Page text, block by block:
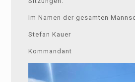
Im Namen der gesamten
Stefan Kauer
Kommandant